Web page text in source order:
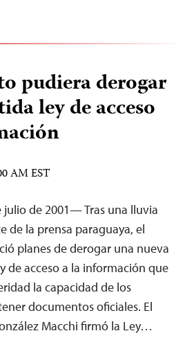
pudiera derogar
ley de acceso
AM EST
julio de 2001— Tras una lluvia
de la prensa paraguaya, el
planes de derogar una nueva
de acceso a la información que
la capacidad de los
documentos oficiales. El
Macchi firmó la Ley…